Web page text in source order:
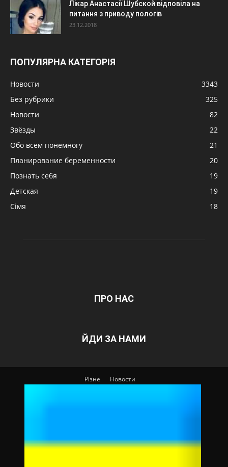
Лікар Анастасії Шубской відповіла на
питання з приводу пологів
23.12.2018
ПОПУЛЯРНА КАТЕГОРІЯ
Новости
3343
Без рубрики
325
Новости
82
Звёзды
22
Обо всем понемногу
21
Планирование беременности
20
Познать себя
19
Детская
19
Сімя
18
ПРО НАС
ЙДИ ЗА НАМИ
Різне Новости